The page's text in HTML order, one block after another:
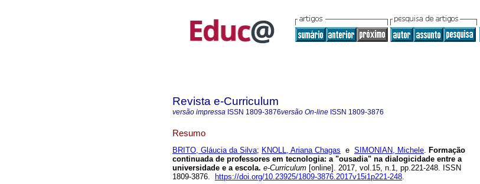
Revista e-Curriculum
versão impressa ISSN 1809-3876versão On-line ISSN 1809-3876
Resumo
BRITO, Gláucia da Silva; KNOLL, Ariana Chagas e SIMONIAN, Michele. Formação
continuada de professores em tecnologia: a "ousadia" na dialogicidade entre a
universidade e a escola. e-Curriculum [online]. 2017, vol.15, n.1, pp.221-248. ISSN
1809-3876.
https://doi.org/10.23925/1809-3876.2017v15i1p221-248.